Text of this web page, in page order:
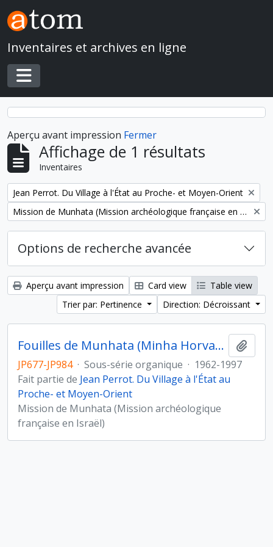
Skip to main content
Inventaires et archives en ligne
Toggle navigation
Aperçu avant impression Fermer
Affichage de 1 résultats
Inventaires
Remove filter:
Jean Perrot. Du Village à l'État au Proche- et Moyen-Orient
Remove filter:
Mission de Munhata (Mission archéologique française en Israël)
Options de recherche avancée
Aperçu avant impression Card view
Table view
Trier par: Pertinence
Direction: Décroissant
Fouilles de Munhata (Minha Horvat) sous la direction de Jean Perrot
JP677-JP984 · Sous-série organique · 1962-1997
Fait partie de Jean Perrot. Du Village à l'État au
Proche- et Moyen-Orient
Mission de Munhata (Mission archéologique
française en Israël)